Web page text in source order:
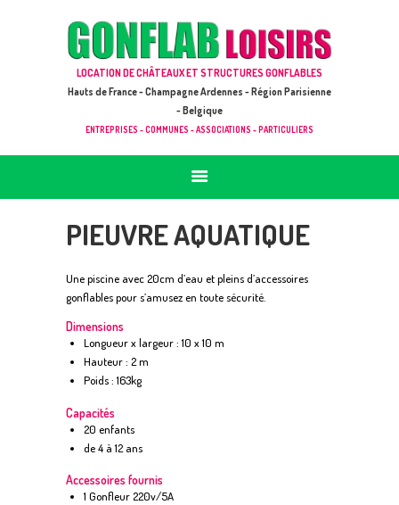
LOCATION DE CHÂTEAUX ET STRUCTURES GONFLABLES
Hauts de France - Champagne Ardennes - Région Parisienne
- Belgique
ENTREPRISES - COMMUNES - ASSOCIATIONS - PARTICULIERS
GONFLAB LOISIRS
ACCUEIL
JEUX À LOUER & PRESTATIONS
CATALOGUE / TARIF
DEMANDE DE DEVIS (SOUS 24H)
PIEUVRE AQUATIQUE
Une piscine avec 20cm d’eau et pleins d’accessoires
gonflables pour s’amusez en toute sécurité.
Dimensions
Longueur x largeur : 10 x 10 m
Hauteur : 2 m
Poids : 163kg
Capacités
20 enfants
de 4 à 12 ans
Accessoires fournis
1 Gonfleur 220v/5A